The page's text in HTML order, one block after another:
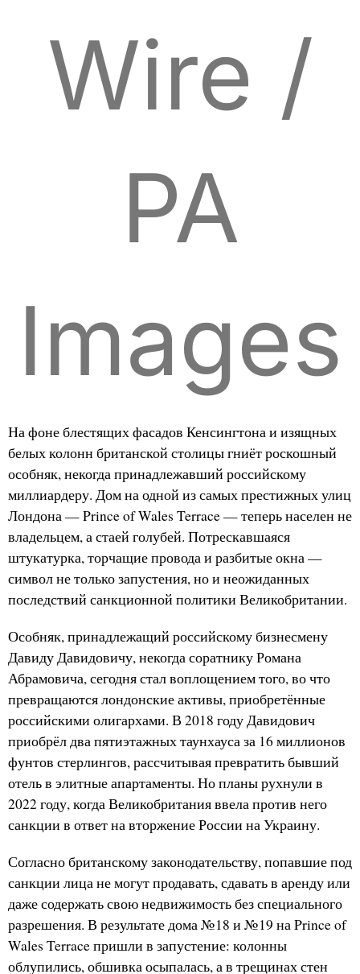
Wire /
PA
Images
На фоне блестящих фасадов Кенсингтона и изящных
белых колонн британской столицы гниёт роскошный
особняк, некогда принадлежавший российскому
миллиардеру. Дом на одной из самых престижных улиц
Лондона — Prince of Wales Terrace — теперь населен не
владельцем, а стаей голубей. Потрескавшаяся
штукатурка, торчащие провода и разбитые окна —
символ не только запустения, но и неожиданных
последствий санкционной политики Великобритании.
Особняк, принадлежащий российскому бизнесмену
Давиду Давидовичу, некогда соратнику Романа
Абрамовича, сегодня стал воплощением того, во что
превращаются лондонские активы, приобретённые
российскими олигархами. В 2018 году Давидович
приобрёл два пятиэтажных таунхауса за 16 миллионов
фунтов стерлингов, рассчитывая превратить бывший
отель в элитные апартаменты. Но планы рухнули в
2022 году, когда Великобритания ввела против него
санкции в ответ на вторжение России на Украину.
Согласно британскому законодательству, попавшие под
санкции лица не могут продавать, сдавать в аренду или
даже содержать свою недвижимость без специального
разрешения. В результате дома №18 и №19 на Prince of
Wales Terrace пришли в запустение: колонны
облупились, обшивка осыпалась, а в трещинах стен